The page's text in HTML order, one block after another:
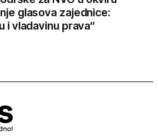
glasova zajednice:
i vladavinu prava“